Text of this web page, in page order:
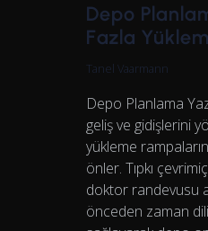
Depo
Fazla
Tanel Vaarmann
Depo Planlama
geliş ve gidişlerini
yükleme
önler. Tıpkı
doktor randevusu
önceden zaman